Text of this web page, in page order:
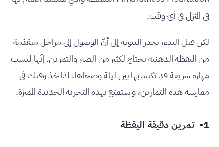
في المنزل في أيّ وقت.
لكن قبل البدء، يجدر التنويه إلى أنّ الوصول إلى مراحل متقدّمة
من اليقظة الذهنية يحتاج لكثير من الصبر والتمرين. إنّها ليست
مهارة سريعة قد تكتسبها بين ليلة وضحاها. لذا خذ وقتك في
ممارسة هذه التمارين، واستمتع بهذه التجربة الجديدة المميزة.
1- تمرين دقيقة اليقظة